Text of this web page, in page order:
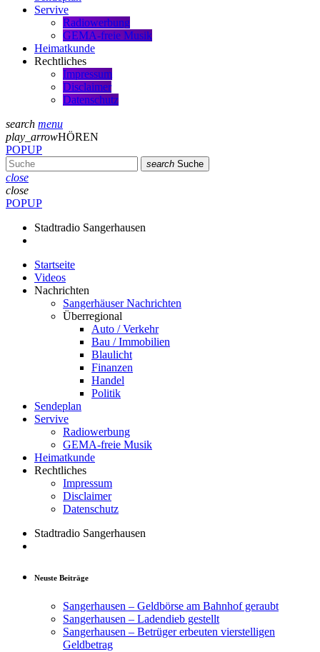
Servive
Radiowerbung
GEMA-freie Musik
Heimatkunde
Rechtliches
Impressum
Disclaimer
Datenschutz
search menu
play_arrowHÖREN
POPUP
search Suche
close
close
POPUP
Stadtradio Sangerhausen
Startseite
Videos
Nachrichten
Sangerhäuser Nachrichten
Überregional
Auto / Verkehr
Bau / Immobilien
Blaulicht
Finanzen
Handel
Politik
Sendeplan
Servive
Radiowerbung
GEMA-freie Musik
Heimatkunde
Rechtliches
Impressum
Disclaimer
Datenschutz
Stadtradio Sangerhausen
Neuste Beiträge
Sangerhausen – Geldbörse am Bahnhof geraubt
Sangerhausen – Ladendieb gestellt
Sangerhausen – Betrüger erbeuten vierstelligen
Geldbetrag